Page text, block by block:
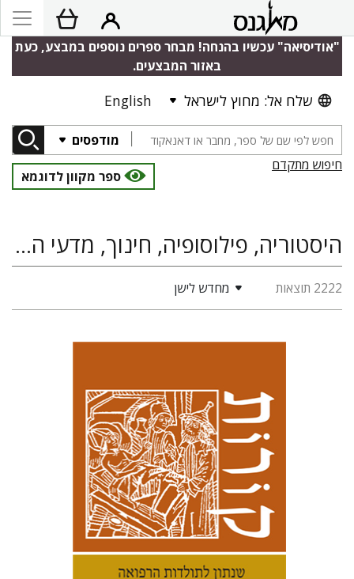
"אודיסיאה" עכשיו בהנחה! מבחר ספרים נוספים במבצע, כעת
באזור המבצעים.
שלח אל: מחוץ לישראל English
מודפסים
חיפוש מתקדם
ספר מקוון לדוגמא
היסטוריה, פילוסופיה, חינוך, מדעי היהדות
2222 תוצאות מחדש לישן
קנת קולינס